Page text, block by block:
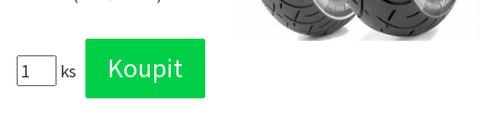
ks